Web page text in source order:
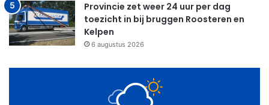
Provincie zet weer 24 uur per dag
toezicht in bij bruggen Roosteren en
Kelpen
6 augustus 2026